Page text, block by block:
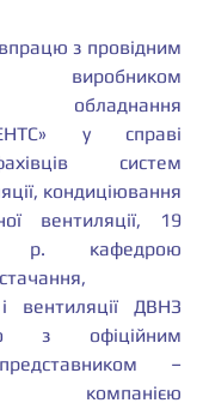
з провідним
обладнання
у справі
систем
кондиціювання
вентиляції, 19
р. кафедрою
вентиляції ДВНЗ
з офіційним
–
компанією